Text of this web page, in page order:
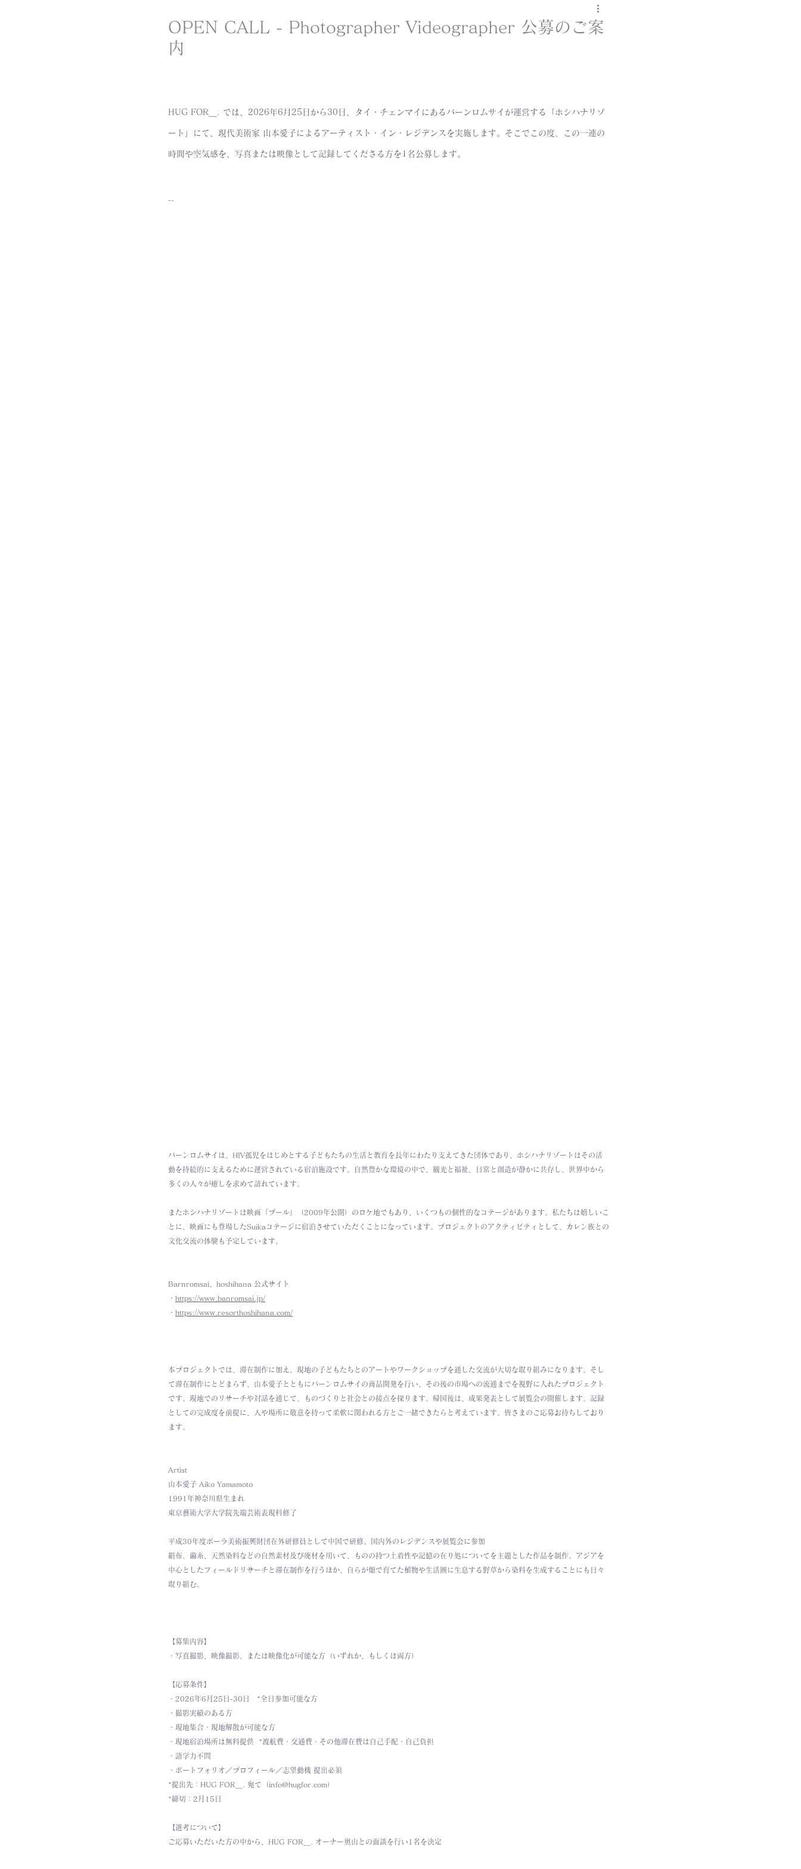
OPEN CALL - Photographer Videographer 公募のご案
内
HUG FOR＿. では、2026年6月25日から30日、タイ・チェンマイにあるバーンロムサイが運営する「ホシハナリゾ
ート」にて、現代美術家 山本愛子によるアーティスト・イン・レジデンスを実施します。そこでこの度、この一連の
時間や空気感を、写真または映像として記録してくださる方を1名公募します。
--
バーンロムサイは、HIV孤児をはじめとする子どもたちの生活と教育を長年にわたり支えてきた団体であり、ホシハナリゾートはその活
動を持続的に支えるために運営されている宿泊施設です。自然豊かな環境の中で、観光と福祉、日常と創造が静かに共存し、世界中から
多くの人々が癒しを求めて訪れています。
またホシハナリゾートは映画『プール』（2009年公開）のロケ地でもあり、いくつもの個性的なコテージがあります。私たちは嬉しいこ
とに、映画にも登場したSuikaコテージに宿泊させていただくことになっています。プロジェクトのアクティビティとして、カレン族との
文化交流の体験も予定しています。
Barnromsai、hoshihana 公式サイト
・ https://www.banromsai.jp/
・ https://www.resorthoshihana.com/
本プロジェクトでは、滞在制作に加え、現地の子どもたちとのアートやワークショップを通した交流が大切な取り組みになります。そし
て滞在制作にとどまらず、山本愛子とともにバーンロムサイの商品開発を行い、その後の市場への流通までを視野に入れたプロジェクト
です。現地でのリサーチや対話を通じて、ものづくりと社会との接点を探ります。帰国後は、成果発表として展覧会の開催します。記録
としての完成度を前提に、人や場所に敬意を持って柔軟に関われる方とご一緒できたらと考えています。皆さまのご応募お待ちしており
ます。
Artist
山本愛子 Aiko Yamamoto
1991年神奈川県生まれ
東京藝術大学大学院先端芸術表現科修了
平成30年度ポーラ美術振興財団在外研修員として中国で研修。国内外のレジデンスや展覧会に参加
絹布、繭糸、天然染料などの自然素材及び廃材を用いて、ものの持つ土着性や記憶の在り処についてを主題とした作品を制作。アジアを
中心としたフィールドリサーチと滞在制作を行うほか、自らが畑で育てた植物や生活圏に生息する野草から染料を生成することにも日々
取り組む。
【募集内容】
・写真撮影、映像撮影、または映像化が可能な方（いずれか、もしくは両方）
【応募条件】
・2026年6月25日-30日　*全日参加可能な方
・撮影実績のある方
・現地集合・現地解散が可能な方
・現地宿泊場所は無料提供  *渡航費・交通費・その他滞在費は自己手配・自己負担
・語学力不問
・ポートフォリオ／プロフィール／志望動機 提出必須
*提出先：HUG FOR＿. 宛て（info@hugfor.com）
*締切：2月15日
【選考について】
ご応募いただいた方の中から、HUG FOR＿. オーナー奥山との面談を行い1名を決定